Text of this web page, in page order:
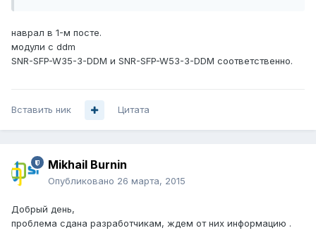
наврал в 1-м посте.
модули с ddm
SNR-SFP-W35-3-DDM и SNR-SFP-W53-3-DDM соответственно.
Вставить ник Цитата
Mikhail Burnin
Опубликовано 26 марта, 2015
Добрый день,
проблема сдана разработчикам, ждем от них информацию .